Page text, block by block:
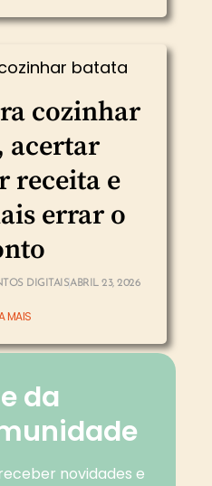
cozinhar
acertar
receita e
errar o
DIGITAISABRIL 23, 2026
MAIS
da
novidades e